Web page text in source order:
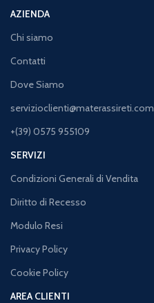
AZIENDA
Chi siamo
Contatti
Dove Siamo
servizioclienti@materassireti.com
+(39) 0575 955109
SERVIZI
Condizioni Generali di Vendita
Diritto di Recesso
Modulo Resi
Privacy Policy
Cookie Policy
AREA CLIENTI